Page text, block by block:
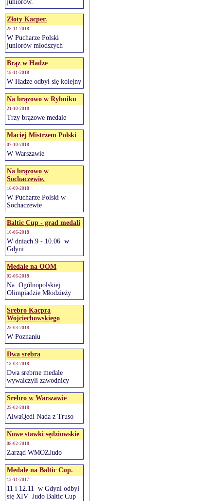
juniorów.
Złoty Kacper.
25-11-2018
W Pucharze Polski
juniorów młodszych
Brąz w Hadze
18-11-2018
W Hadze odbył się kolejny
Na brązowo w Rybniku
21-10-2018
Trzy brązowe medale
Maciej Mistrzem Polski
07-10-2018
W Warszawie
Na brązowo w
Sochaczewie.
16-09-2018
W Pucharze Polski w
Sochaczewie
Baltic Cup - grad medali
10-06-2018
W dniach 9 - 10.06 w
Gdyni
Medale na OOM
02-06-2018
Na Ogólnopolskiej
Olimpiadzie Młodzieży
Srebro Kacpra
Wojciechowskiego
25-03-2018
W Poznaniu
Dwa srebra
18-03-2018
Dwa srebrne medale
wywalczyli zawodnicy
Srebro w Warszawie
25-02-2018
AlwaQedi Nada z Truso
Nowe stawki sędziowskie
08-02-2018
Zarząd WMOZJudo
Medale na Baltic Cup.
12-11-2017
11 i 12.11 w Gdyni odbył
się XIV Judo Baltic Cup